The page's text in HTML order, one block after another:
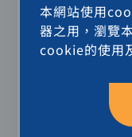
本網站使用
器之用，瀏覽
cookie的使用
唾液腺癌（
目前頭頸癌的
獲得良好的疾
療後仍可能面
性頭頸癌（